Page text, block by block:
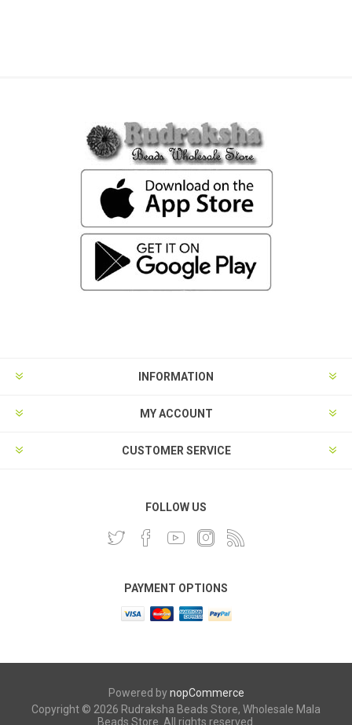
INFORMATION
MY ACCOUNT
CUSTOMER SERVICE
FOLLOW US
PAYMENT OPTIONS
Powered bynopCommerce
Copyright © 2026 Rudraksha Beads Store, Wholesale Mala
Beads Store. All rights reserved.